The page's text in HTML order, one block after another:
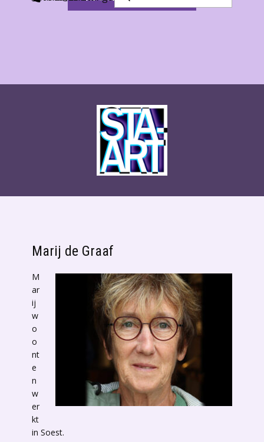
Marij de Graaf
M
ar
ij
w
o
o
nt
e
n
w
er
kt
in Soest.